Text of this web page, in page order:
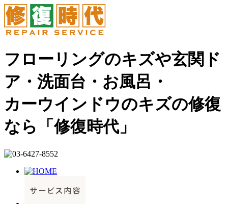
フローリングのキズや玄関ド
ア・洗面台・お風呂・
カーウインドウのキズの修復
なら「修復時代」